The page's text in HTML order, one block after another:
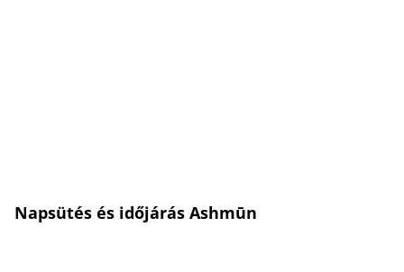
Napsütés és időjárás Ashmūn